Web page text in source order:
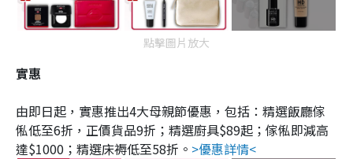
點擊圖片放大
實惠
由即日起，實惠推出4大母親節優惠，包括：精選飯廳傢
俬低至6折，正價貨品9折；精選廚具$89起；傢俬即減高
達$1000；精選床褥低至58折。 >優惠詳情<